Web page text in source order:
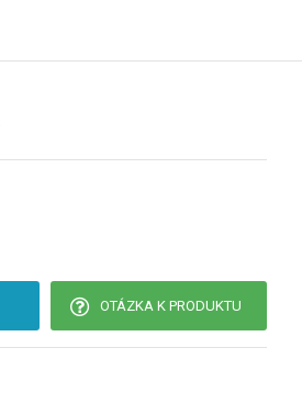
OTÁZKA K PRODUKTU